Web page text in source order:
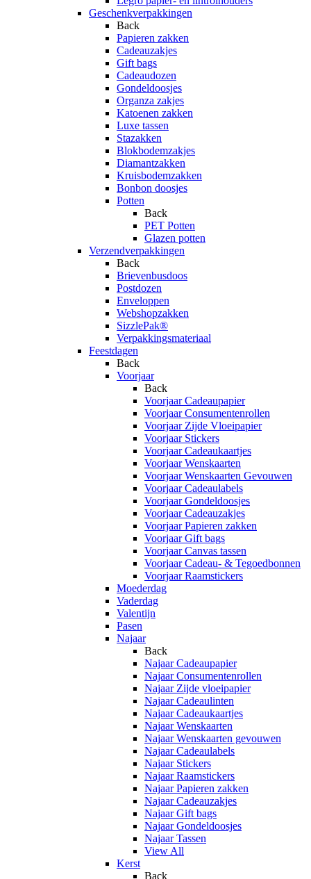
Geschenkverpakkingen
Back
Papieren zakken
Cadeauzakjes
Gift bags
Cadeaudozen
Gondeldoosjes
Organza zakjes
Katoenen zakken
Luxe tassen
Stazakken
Blokbodemzakjes
Diamantzakken
Kruisbodemzakken
Bonbon doosjes
Potten
Back
PET Potten
Glazen potten
Verzendverpakkingen
Back
Brievenbusdoos
Postdozen
Enveloppen
Webshopzakken
SizzlePak®
Verpakkingsmateriaal
Feestdagen
Back
Voorjaar
Back
Voorjaar Cadeaupapier
Voorjaar Consumentenrollen
Voorjaar Zijde Vloeipapier
Voorjaar Stickers
Voorjaar Cadeaukaartjes
Voorjaar Wenskaarten
Voorjaar Wenskaarten Gevouwen
Voorjaar Cadeaulabels
Voorjaar Gondeldoosjes
Voorjaar Cadeauzakjes
Voorjaar Papieren zakken
Voorjaar Gift bags
Voorjaar Canvas tassen
Voorjaar Cadeau- & Tegoedbonnen
Voorjaar Raamstickers
Moederdag
Vaderdag
Valentijn
Pasen
Najaar
Back
Najaar Cadeaupapier
Najaar Consumentenrollen
Najaar Zijde vloeipapier
Najaar Cadeaulinten
Najaar Cadeaukaartjes
Najaar Wenskaarten
Najaar Wenskaarten gevouwen
Najaar Cadeaulabels
Najaar Stickers
Najaar Raamstickers
Najaar Papieren zakken
Najaar Cadeauzakjes
Najaar Gift bags
Najaar Gondeldoosjes
Najaar Tassen
View All
Kerst
Back